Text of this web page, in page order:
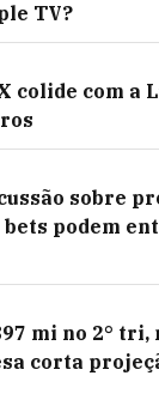
TV?
colide com a
sobre
podem
mi no 2° tri,
corta